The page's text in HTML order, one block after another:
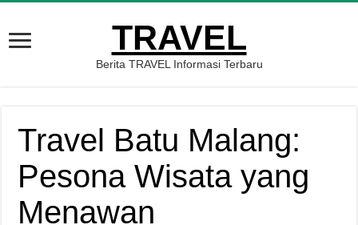
TRAVEL
Berita TRAVEL Informasi Terbaru
Travel Batu Malang:
Pesona Wisata yang
Menawan